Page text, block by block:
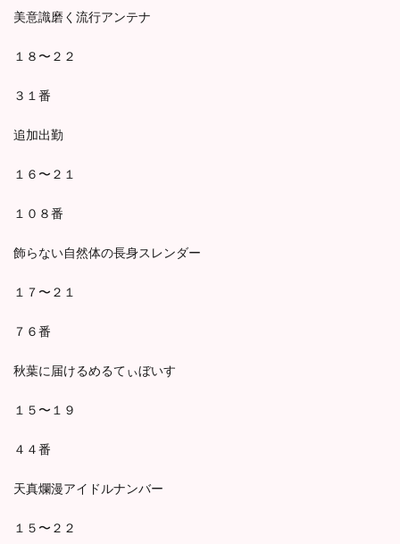
美意識磨く流行アンテナ
１８〜２２
３１番
追加出勤
１６〜２１
１０８番
飾らない自然体の長身スレンダー
１７〜２１
７６番
秋葉に届けるめるてぃぼいす
１５〜１９
４４番
天真爛漫アイドルナンバー
１５〜２２